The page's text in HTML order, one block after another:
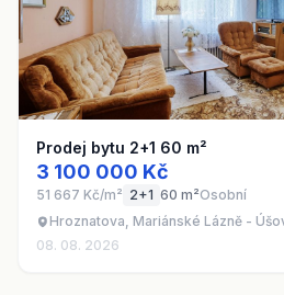
Prodej bytu 2+1 60 m²
3 100 000 Kč
51 667 Kč/m² 2+1 60 m²Osobní
Hroznatova, Mariánské Lázně -
08. 08. 2026